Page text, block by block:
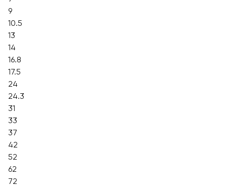
9
10.5
13
14
16.8
17.5
24
24.3
31
33
37
42
52
62
72